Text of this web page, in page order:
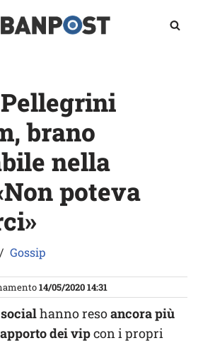
brano
nella
poteva
Gossip
14/05/2020 14:31
socialhanno resoancora più
dei vipcon i propri